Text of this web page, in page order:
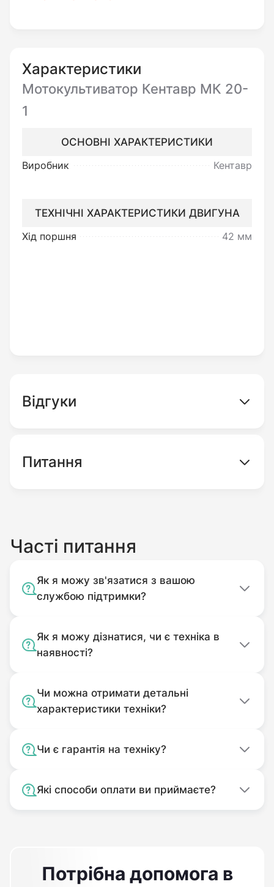
виконуючи оптимальне зчеплення. Машина
легко проникає в землю на глибину до 15 см,
ширина культивування становить 36 см.
Даний пристрій має чудову ергономіку, що
безпосередньо передбачає рівномірний
зісковзувань.
Механізм функціонує малошумно, не
розміри (габаритні) його рівні 81х76,5х71,5 см.
доставкою по Україні та гарантією.
Миколаїв, Херсон, Вінницю, Кіровоград,
Характеристики
Мотокультиватор Кентавр МК 20-
1
ОСНОВНІ ХАРАКТЕРИСТИКИ
Виробник
Кентавр
ТЕХНІЧНІ ХАРАКТЕРИСТИКИ ДВИГУНА
Хід поршня
42 мм
Відгуки
Питання
Часті питання
Як я можу зв'язатися з вашою
службою підтримки?
Як я можу дізнатися, чи є техніка в
наявності?
Чи можна отримати детальні
характеристики техніки?
Чи є гарантія на техніку?
Які способи оплати ви приймаєте?
Потрібна допомога в